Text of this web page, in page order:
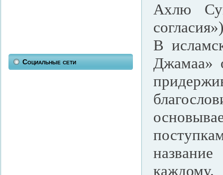
Социальные сети
Ахлю
В
Джамаа»
каждому.